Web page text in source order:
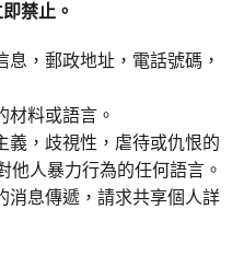
禁止。
息，郵政地址，電話號碼，
材料或語言。
義，歧視性，虐待或仇恨的
他人暴力行為的任何語言。
消息傳遞，請求共享個人詳